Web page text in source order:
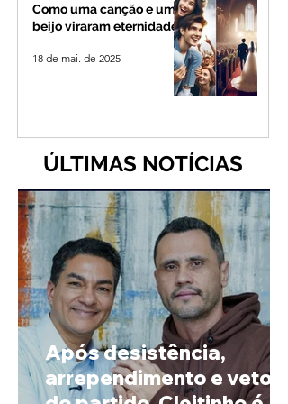
Como uma canção e um
beijo viraram eternidade
18 de mai. de 2025
ÚLTIMAS NOTÍCIAS
Após desistência,
arrependimento e veto